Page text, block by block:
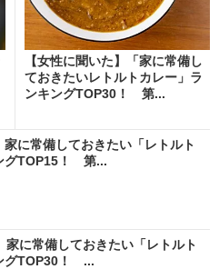
【女性に聞いた】「家に常備し
ておきたいレトルトカレー」ラ
ンキングTOP30！ 第...
家に常備しておきたい「レトルト
グTOP15！ 第...
家に常備しておきたい「レトルト
グTOP30！ ...